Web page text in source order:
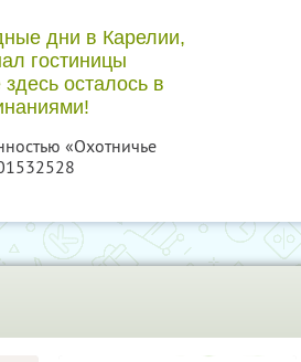
дни в Карелии,
гостиницы
осталось в
«Охотничье